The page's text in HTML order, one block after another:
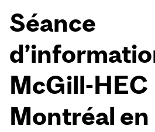
Séance
McGill-HEC
Montréal en